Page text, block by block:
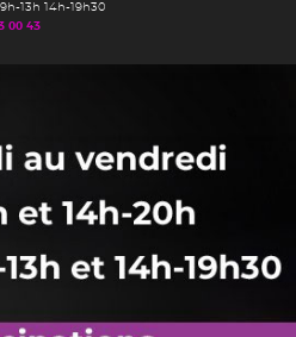
13h 14h-19h30
00 43